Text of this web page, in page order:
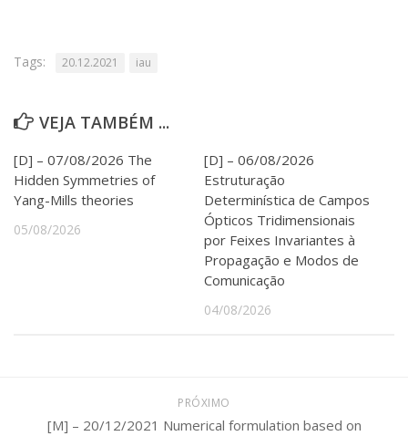
Comunicação
Aplicativos e Sites
Jornal da USP
Agenda de Eventos
Defesa de Teses
Tags: 20.12.2021 iau
VEJA TAMBÉM ...
[D] – 07/08/2026 The
Hidden Symmetries of
Yang-Mills theories
05/08/2026
[D] – 06/08/2026
Estruturação
Determinística de Campos
Ópticos Tridimensionais
por Feixes Invariantes à
Propagação e Modos de
Comunicação
04/08/2026
PRÓXIMO
[M] – 20/12/2021 Numerical formulation based on